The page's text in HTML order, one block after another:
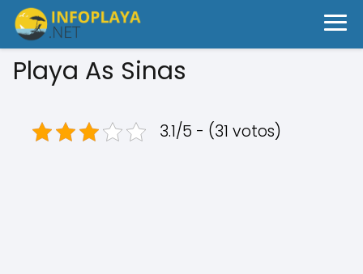
Playa As Sinas
3.1/5 - (31 votos)